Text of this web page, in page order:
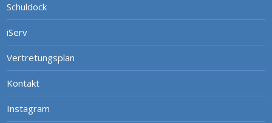
Schuldock
iServ
Vertretungsplan
Kontakt
Instagram